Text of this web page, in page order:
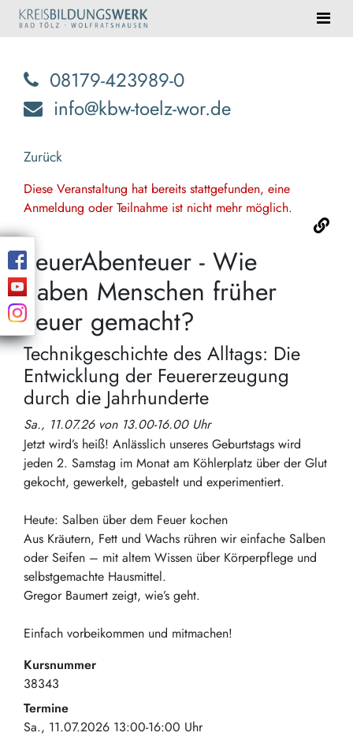
08179-423989-0
info@kbw-toelz-wor.de
Zurück
Diese Veranstaltung hat bereits stattgefunden, eine
Anmeldung oder Teilnahme ist nicht mehr möglich.
FeuerAbenteuer - Wie
haben Menschen früher
Feuer gemacht?
Technikgeschichte des Alltags: Die
Entwicklung der Feuererzeugung
durch die Jahrhunderte
Sa., 11.07.26 von 13.00-16.00 Uhr
Jetzt wird’s heiß! Anlässlich unseres Geburtstags wird
jeden 2. Samstag im Monat am Köhlerplatz über der Glut
gekocht, gewerkelt, gebastelt und experimentiert.
Heute: Salben über dem Feuer kochen
Aus Kräutern, Fett und Wachs rühren wir einfache Salben
oder Seifen – mit altem Wissen über Körperpflege und
selbstgemachte Hausmittel.
Gregor Baumert zeigt, wie’s geht.
Einfach vorbeikommen und mitmachen!
Kursnummer
38343
Termine
Sa., 11.07.2026 13:00-16:00 Uhr